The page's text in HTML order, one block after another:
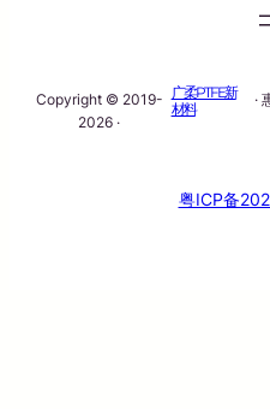
Copyright © 2019-
2026 ·
广柔PTFE新
材料
·
粤ICP备